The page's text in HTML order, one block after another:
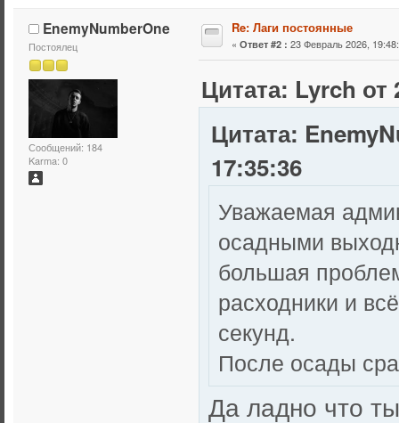
EnemyNumberOne
Постоялец
Сообщений: 184
Karma: 0
Re: Лаги постоянные
« Ответ #2 : 23 Февраль 2026,
Цитата: Lyrch от
Цитата:
17:35:36
Уважаемая
осадными
большая
расходники и
секунд.
После осады
Да ладно что